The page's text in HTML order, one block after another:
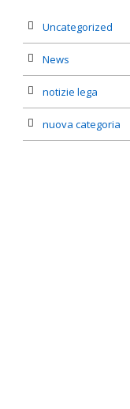
Uncategorized
News
notizie lega
nuova categoria